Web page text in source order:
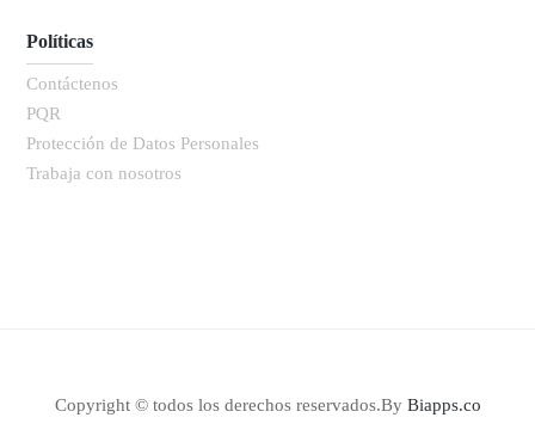
Políticas
Contáctenos
PQR
Protección de Datos Personales
Trabaja con nosotros
Copyright © todos los derechos reservados.By Biapps.co